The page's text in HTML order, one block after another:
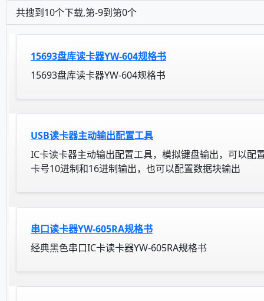
共搜到10个下载,第-9到第0个
15693盘库读卡器YW-604规格书
15693盘库读卡器YW-604规格书
USB读卡器主动输出配置工具
IC卡读卡器主动输出配置工具，模拟键盘输出，可以配
卡号10进制和16进制输出，也可以配置数据块输出
串口读卡器YW-605RA规格书
经典黑色串口IC卡读卡器YW-605RA规格书